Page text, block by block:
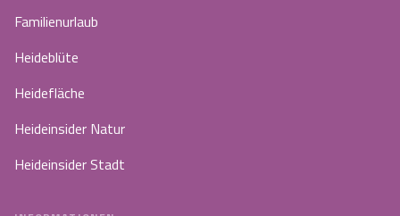
Familienurlaub
Heideblüte
Heidefläche
Heideinsider Natur
Heideinsider Stadt